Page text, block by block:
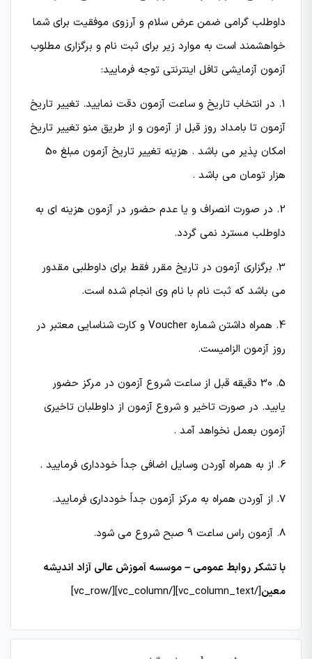
داوطلب گرامی ضمن عرض سلام و آرزوی موفقیت برای شما
خواهشمند است به موارد زیر برای ثبت نام و برگزاری مطلوب
آزمون آزمایشی تافل اینترنتی توجه فرمایید:
1. در انتخاب تاریخ و ساعت آزمون دقت نمایید. تغییر تاریخ
آزمون تا بامداد روز قبل از آزمون و از طریق منو تغییر تاریخ
امکان پذیر می باشد . هزینه تغییر تاریخ آزمون مبلغ 50
هزار تومان می باشد .
2. در صورت انصراف و یا عدم حضور در آزمون هزینه ای به
داوطلب مسترد نمی گردد.
3. برگزاری آزمون در تاریخ مقرر فقط برای داوطلبی مقدور
می باشد که ثبت نام با نام وی انجام شده است.
4. همراه داشتن شماره Voucher و کارت شناسایی معتبر در
روز آزمون الزامیست.
5. 30 دقیقه قبل از ساعت شروع آزمون در مركز حضور
یابید. در صورت تاخیر و شروع آزمون از داوطلبان تاخیری
آزمون بعمل نخواهد آمد .
6. از به همراه آوردن وسایل اضافی جداً خودداری فرمایید .
7. از آوردن همراه به مركز آزمون جداً خودداری فرمایید.
8. آزمون راس ساعت 9 صبح شروع می شود.
با تشکر روابط عمومی – موسسه آموزش عالی آزاد اندیشه
معین[/vc_column_text][/vc_column][/vc_row]